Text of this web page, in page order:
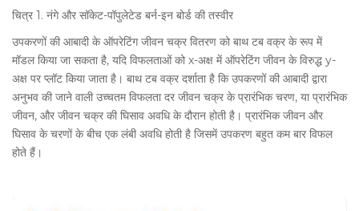
चित्र 1. नंगे और सॉकेट-पॉपुलेटेड बर्न-इन बोर्ड की तस्वीर
उपकरणों की आबादी के ऑपरेटिंग जीवन चक्र वितरण को बाथ टब वक्र के रूप में
मॉडल किया जा सकता है, यदि विफलताओं को x-अक्ष में ऑपरेटिंग जीवन के विरुद्ध y-
अक्ष पर प्लॉट किया जाता है। बाथ टब वक्र दर्शाता है कि उपकरणों की आबादी द्वारा
अनुभव की जाने वाली उच्चतम विफलता दर जीवन चक्र के प्रारंभिक चरण, या प्रारंभिक
जीवन, और जीवन चक्र की घिसाव अवधि के दौरान होती है। प्रारंभिक जीवन और
घिसाव के चरणों के बीच एक लंबी अवधि होती है जिसमें उपकरण बहुत कम बार विफल
होते हैं।